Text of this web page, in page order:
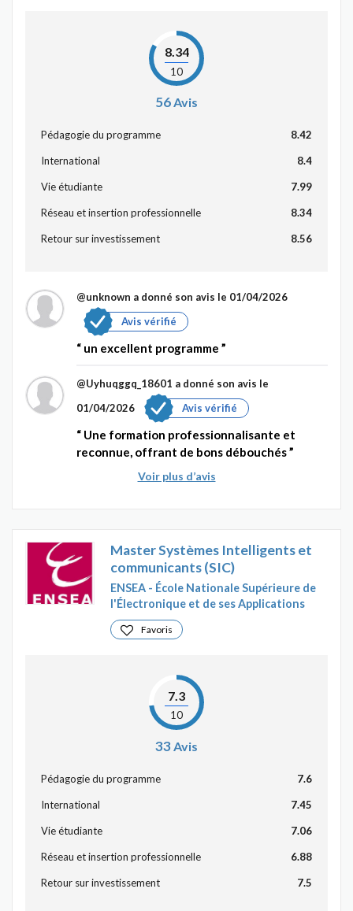
8.34
10
56Avis
Pédagogie du programme 8.42
International 8.4
Vie étudiante 7.99
Réseau et insertion professionnelle 8.34
Retour sur investissement 8.56
@unknown a donné son avis le 01/04/2026
Avis vérifié
un excellent programme
@Uyhuqggq_18601 a donné son avis le
01/04/2026
Avis vérifié
Une formation professionnalisante et
reconnue, offrant de bons débouchés
Voir plus d’avis
Master Systèmes Intelligents et
communicants (SIC)
ENSEA - École Nationale Supérieure de
l'Électronique et de ses Applications
Favoris
7.3
10
33 Avis
Pédagogie du programme 7.6
International 7.45
Vie étudiante 7.06
Réseau et insertion professionnelle 6.88
Retour sur investissement 7.5